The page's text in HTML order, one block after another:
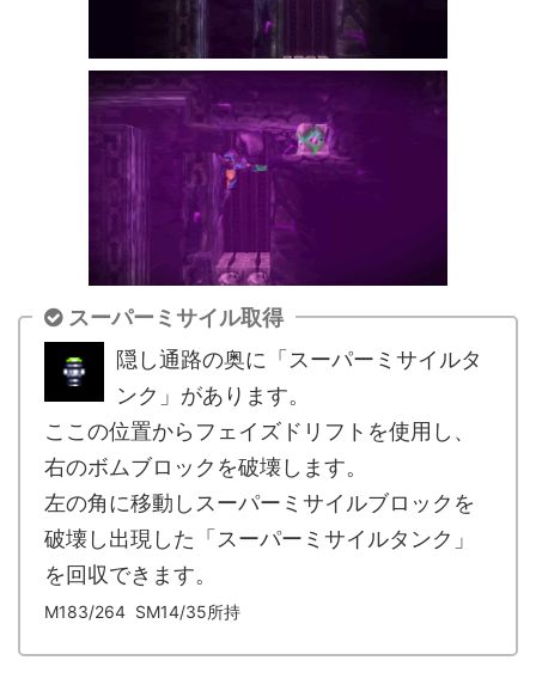
スーパーミサイル取得
隠し通路の奥に「スーパーミサイルタ
ンク」があります。
ここの位置からフェイズドリフトを使用し、
右のボムブロックを破壊します。
左の角に移動しスーパーミサイルブロックを
破壊し出現した「スーパーミサイルタンク」
を回収できます。
M183/264 SM14/35所持